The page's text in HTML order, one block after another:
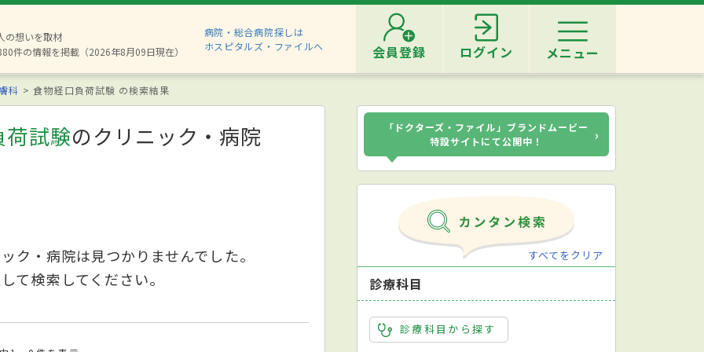
の想いを取材
件の情報を掲載（2026年8月09日現在）
病院・総合病院探しは
ホスピタルズ・ファイルへ
会員登録 ログイン メニュー
科 食物経口負荷試験 の検索結果
荷試験のクリニック・病院
ク・病院は見つかりませんでした。
て検索してください。
「ドクターズ・ファイル」ブランドムービー
特設サイトにて公開中！
›
すべてをクリア
診療科目
診療科目から探す